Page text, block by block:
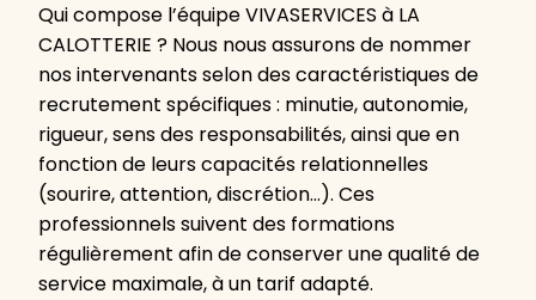
Qui compose l’équipe VIVASERVICES à LA
CALOTTERIE ? Nous nous assurons de nommer
nos intervenants selon des caractéristiques de
recrutement spécifiques : minutie, autonomie,
rigueur, sens des responsabilités, ainsi que en
fonction de leurs capacités relationnelles
(sourire, attention, discrétion…). Ces
professionnels suivent des formations
régulièrement afin de conserver une qualité de
service maximale, à un tarif adapté.